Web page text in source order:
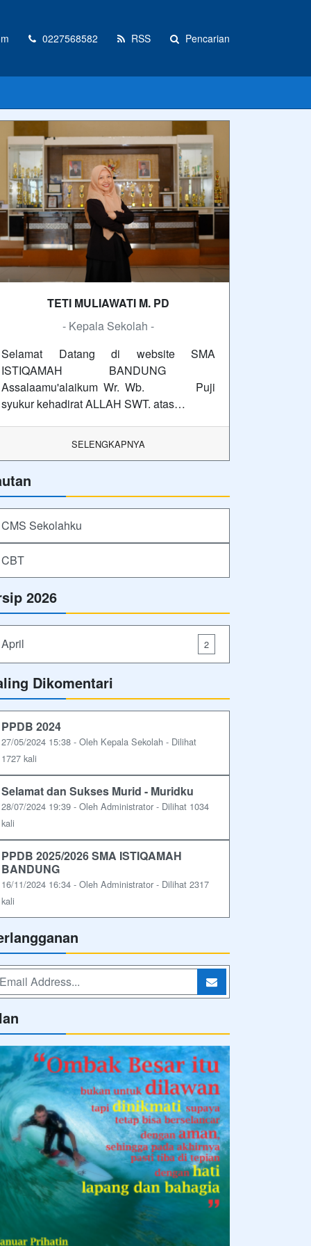
0227568582 RSS Pencarian
TETI MULIAWATI M. PD
- Kepala Sekolah -
Selamat Datang di website SMA
ISTIQAMAH BANDUNG
Assalaamu'alaikum Wr. Wb. Puji
syukur kehadirat ALLAH SWT. atas…
SELENGKAPNYA
CMS Sekolahku
CBT
2026
April 2
Dikomentari
PPDB 2024
27/05/2024 15:38 - Oleh Kepala Sekolah - Dilihat
1727 kali
Selamat dan Sukses Murid - Muridku
28/07/2024 19:39 - Oleh Administrator - Dilihat 1034
kali
PPDB 2025/2026 SMA ISTIQAMAH
BANDUNG
16/11/2024 16:34 - Oleh Administrator - Dilihat 2317
kali